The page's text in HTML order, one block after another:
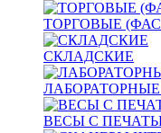
ТОРГОВЫЕ
СКЛАДСКИЕ
ВЕСЫ С